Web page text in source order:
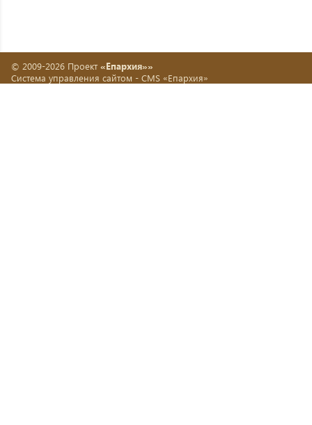
© 2009-2026 Проект «Епархия»»
Система управления сайтом - CMS «Епархия»